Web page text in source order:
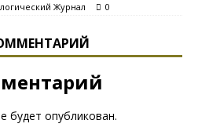
Журнал 0
будет опубликован.